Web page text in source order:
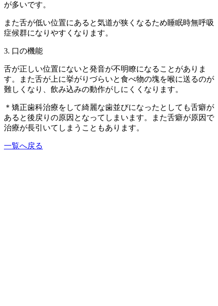
が多いです。
また舌が低い位置にあると気道が狭くなるため睡眠時無呼吸
症候群になりやすくなります。
3. 口の機能
舌が正しい位置にないと発音が不明瞭になることがありま
す。また舌が上に挙がりづらいと食べ物の塊を喉に送るのが
難しくなり、飲み込みの動作がしにくくなります。
＊矯正歯科治療をして綺麗な歯並びになったとしても舌癖が
あると後戻りの原因となってしまいます。また舌癖が原因で
治療が長引いてしまうこともあります。
一覧へ戻る